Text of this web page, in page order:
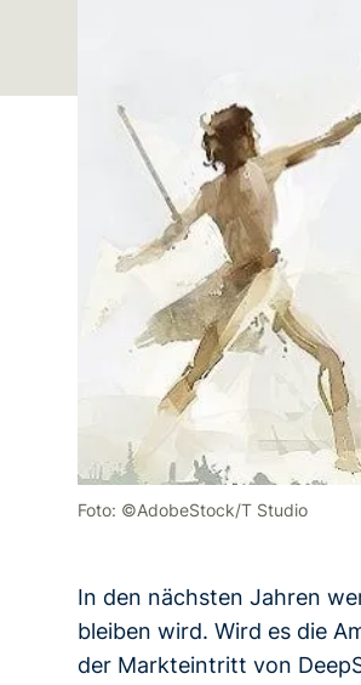
Foto: ©AdobeStock/T Studio
In den nächsten Jahren
bleiben wird. Wird es die
der Markteintritt von